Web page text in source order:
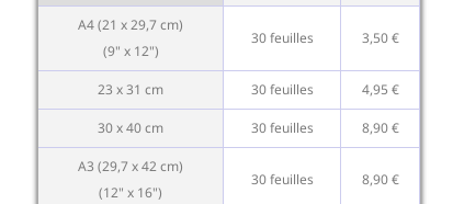
A4 (21 x 29,7 cm)
(9" x 12")
30 feuilles 3,50 €
23 x 31 cm 30 feuilles 4,95 €
30 x 40 cm 30 feuilles 8,90 €
A3 (29,7 x 42 cm)
(12" x 16")
30 feuilles 8,90 €